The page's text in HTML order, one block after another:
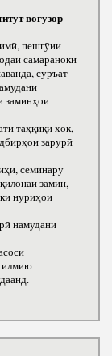
вогузор
пешгӯии
самараноки
суръат
заминҳои
таҳқиқи хок,
зарурӣ
семинару
замин,
нуриҳои
намудани
илмию